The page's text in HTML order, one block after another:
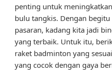
penting untuk
bulu tangkis. Dengan
pasaran, kadang kita jadi
yang terbaik. Untuk itu,
raket badminton yang
yang cocok dengan gaya